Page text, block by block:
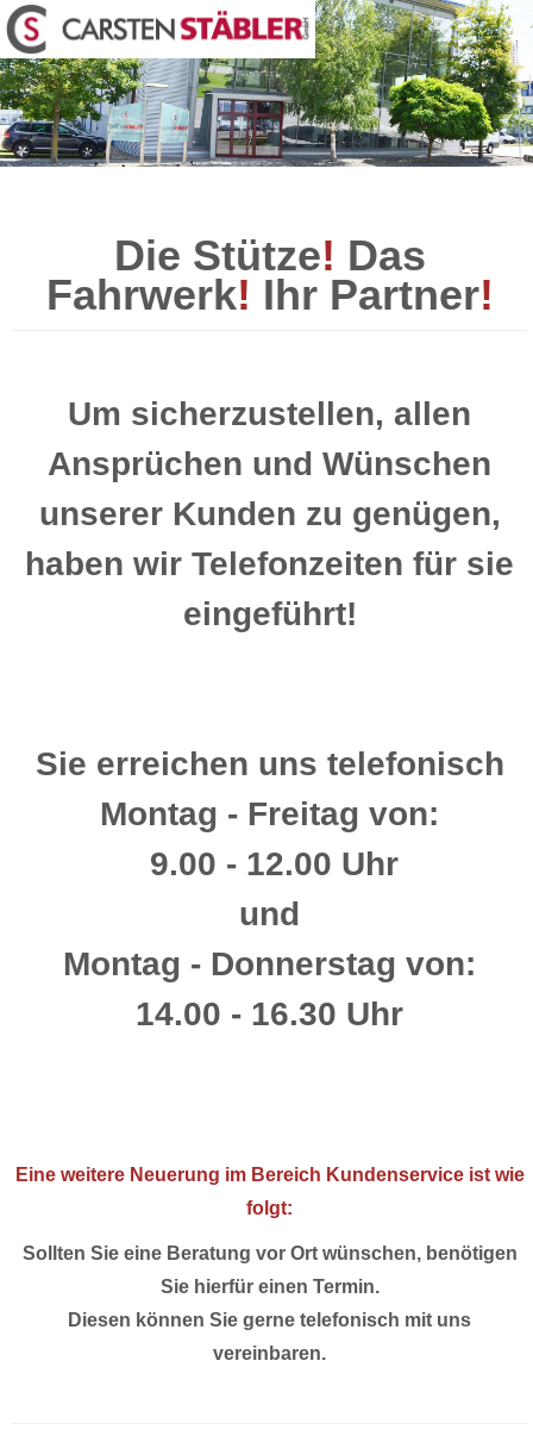
Die Stütze! Das
Fahrwerk! Ihr Partner!
Um sicherzustellen, allen
Ansprüchen und Wünschen
unserer Kunden zu genügen,
haben wir Telefonzeiten für sie
eingeführt!
Sie erreichen uns telefonisch
Montag - Freitag von:
9.00 - 12.00 Uhr
und
Montag - Donnerstag von:
14.00 - 16.30 Uhr
Eine weitere Neuerung im Bereich Kundenservice ist wie
folgt:
Sollten Sie eine Beratung vor Ort wünschen, benötigen
Sie hierfür einen Termin.
Diesen können Sie gerne telefonisch mit uns
vereinbaren.